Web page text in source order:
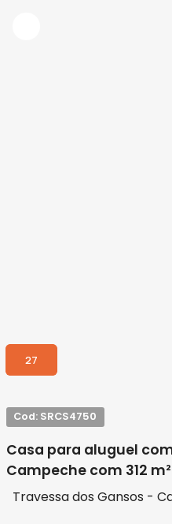
27
Cod: SRCS4750
Casa para aluguel
Campeche com 312 m²
Travessa dos Gansos -